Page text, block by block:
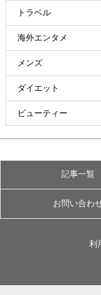
トラベル
海外エンタメ
メンズ
ダイエット
ビューティー
記事一覧
お問い合わ
利